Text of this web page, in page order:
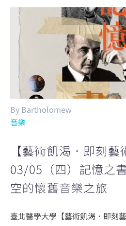
By Bartholomew
音樂
【藝術飢渴．即刻藝
03/05（四）記憶之
空的懷舊音樂之旅
臺北醫學大學【藝術飢渴．即刻